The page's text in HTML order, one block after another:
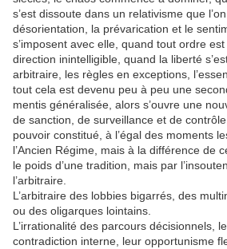
s’est dissoute dans un relativisme que
désorientation, la prévarication et le
s’imposent avec elle, quand tout ordre
direction inintelligible, quand la liberté
arbitraire, les règles en exceptions,
tout cela est devenu peu à peu une
mentis généralisée, alors s’ouvre une
de sanction, de surveillance et de
pouvoir constitué, à l’égal des moments
l’Ancien Régime, mais à la différence de
le poids d’une tradition, mais par
l’arbitraire.
L’arbitraire des lobbies bigarrés, des
ou des oligarques lointains.
L’irrationalité des parcours décisionnels,
contradiction interne, leur opportunisme